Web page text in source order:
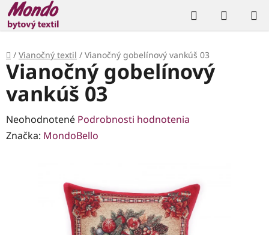
Prejsť
na
obsah
Hľadať
KOŠÍK
Domov
/ Vianočný textil / Vianočný gobelínový vankúš 03
Vianočný gobelínový
vankúš 03
Priemerné
hodnotenie
Neohodnotené Podrobnosti hodnotenia
Značka: MondoBello